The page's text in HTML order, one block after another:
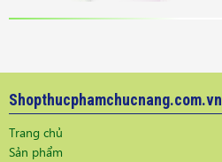
Shopthucphamchucnang.com.vn
Trang chủ
Sản phẩm